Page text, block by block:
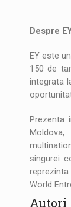
Despre
EY este
150 de
integrata
Prezenta
singurei
reprezinta
World
Autori